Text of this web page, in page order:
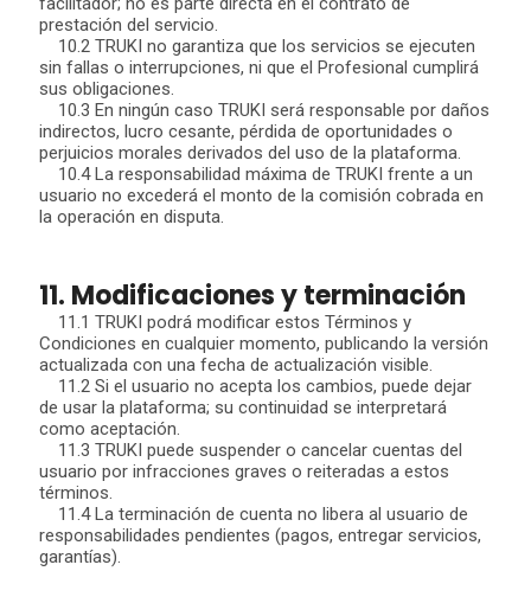
prestación del servicio.
10.2 TRUKI no garantiza que los servicios se ejecuten
sin fallas o interrupciones, ni que el Profesional cumplirá
sus obligaciones.
10.3 En ningún caso TRUKI será responsable por daños
indirectos, lucro cesante, pérdida de oportunidades o
perjuicios morales derivados del uso de la plataforma.
10.4 La responsabilidad máxima de TRUKI frente a un
usuario no excederá el monto de la comisión cobrada en
la operación en disputa.
11. Modificaciones y terminación
11.1 TRUKI podrá modificar estos Términos y
Condiciones en cualquier momento, publicando la versión
actualizada con una fecha de actualización visible.
11.2 Si el usuario no acepta los cambios, puede dejar
de usar la plataforma; su continuidad se interpretará
como aceptación.
11.3 TRUKI puede suspender o cancelar cuentas del
usuario por infracciones graves o reiteradas a estos
términos.
11.4 La terminación de cuenta no libera al usuario de
responsabilidades pendientes (pagos, entregar servicios,
garantías).